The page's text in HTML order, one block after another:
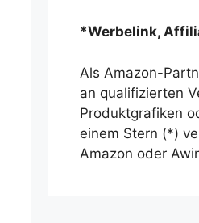
*Werbelink,
Als Amazon-
an qualifizierten
Produktgrafiken
einem Stern (*)
Amazon oder